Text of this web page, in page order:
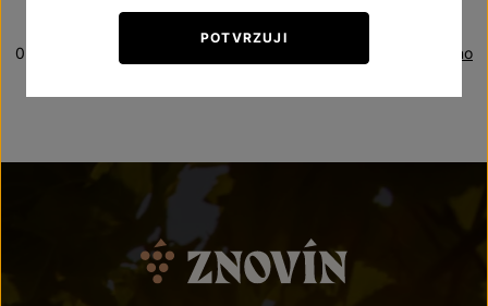
Oceněno
0 produktů
POTVRZUJI